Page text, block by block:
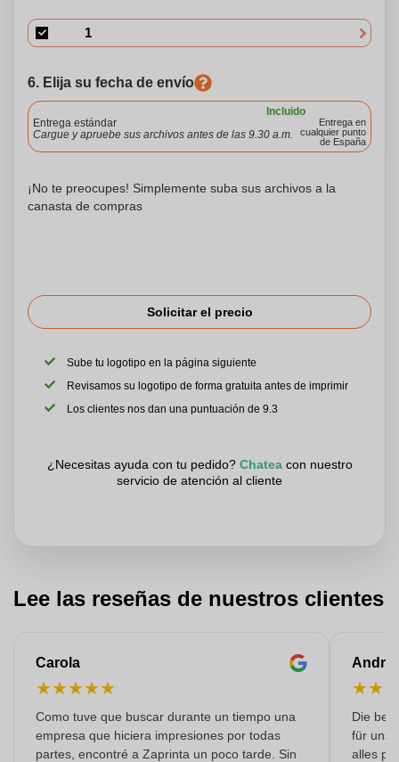
6. Elija su fecha de envío
Incluido
Entrega estándar
Cargue y apruebe sus archivos antes de las 9.30 a.m.
Entrega en
cualquier punto
de España
¡No te preocupes! Simplemente suba sus archivos a la
canasta de compras
Solicitar el precio
Sube tu logotipo en la página siguiente
Revisamos su logotipo de forma gratuita antes de imprimir
Los clientes nos dan una puntuación de 9.3
¿Necesitas ayuda con tu pedido? Chateacon nuestro
servicio de atención al cliente
Lee las reseñas de nuestros clientes
Carola
★★★★★
Como tuve que buscar durante un tiempo una
empresa que hiciera impresiones por todas
partes, encontré a Zaprinta un poco tarde. Sin
★★
Die
für
alles